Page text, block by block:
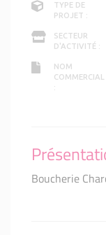
TYPE DE
PROJET :
SECTEUR
D'ACTIVITÉ :
NOM
COMMERCIAL
:
Boucherie